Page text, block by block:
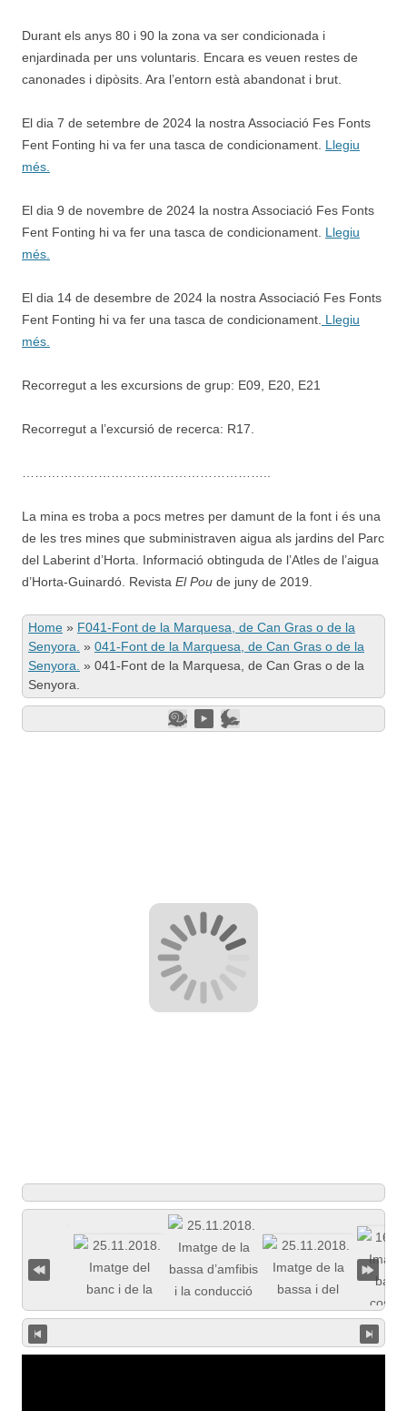
Durant els anys 80 i 90 la zona va ser condicionada i
enjardinada per uns voluntaris. Encara es veuen restes de
canonades i dipòsits. Ara l’entorn està abandonat i brut.
El dia 7 de setembre de 2024 la nostra Associació Fes Fonts
Fent Fonting hi va fer una tasca de condicionament. Llegiu
més.
El dia 9 de novembre de 2024 la nostra Associació Fes Fonts
Fent Fonting hi va fer una tasca de condicionament. Llegiu
més.
El dia 14 de desembre de 2024 la nostra Associació Fes Fonts
Fent Fonting hi va fer una tasca de condicionament. Llegiu
més.
Recorregut a les excursions de grup: E09, E20, E21
Recorregut a l’excursió de recerca: R17.
La mina es troba a pocs metres per damunt de la font i és una
de les tres mines que subministraven aigua als jardins del Parc
del Laberint d’Horta. Informació obtinguda de l’Atles de l’aigua
d’Horta-Guinardó. Revista El Pou de juny de 2019.
Home » F041-Font de la Marquesa, de Can Gras o de la
Senyora. » 041-Font de la Marquesa, de Can Gras o de la
Senyora. » 041-Font de la Marquesa, de Can Gras o de la
Senyora.